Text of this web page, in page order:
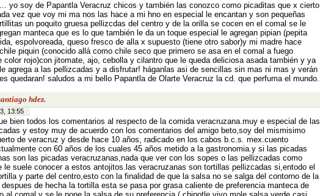
yo soy de Papantla Veracruz chicos y también las conozco como picaditas que x cierto
vez que voy mi ma nos las hace a mi hno en especial le encantan y son pequeñas
un poquito gruesa pellizcdas del centro y de la orilla se cocen en el comal se le
manteca que es lo que también le da un toque especial le agregan pipian (pepita
espolvoreada, queso fresco de alla x supuesto (tiene otro sabor)y mi madre hace
piquin (conocido allá como chile seco que primero se asa en el comal a fuego
color rojo)con jitomate, ajo, cebolla y cilantro que le queda deliciosa asada también y ya
agrega a las pellizcadas y a disfrutar! háganlas asi de sencillas sin mas ni mas y verán
quedaran! saludos a mi bello Papantla de Olarte Veracruz la cd. que perfuma el mundo.
hdez.
13:55
bien todos los comentarios al respecto de la comida veracruzana.muy e especial de las
y estoy muy de acuerdo con los comentarios del amigo beto,soy del mismisimo
de veracruz y desde hace 10 años, radicado en los cabos b.c.s. mex.cuento
con 60 años de los cuales 45 años metido a la gastronomia.y si las picadas
son las picadas veracruzanas,nada que ver con los sopes o las pellizcadas como
le suele conocer a estos antojitos.las veracruzanas son tortillas pellizcadas si,entodo el
y parte del centro,esto con la finalidad de que la salsa no se salga del contorno de la
de hecha la tortilla esta se pasa por grasa caliente de preferencia manteca de